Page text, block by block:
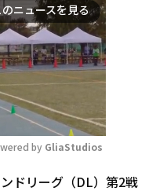
のニュースを見る
Mute
by GliaStudios
ドリーグ（DL）第2戦